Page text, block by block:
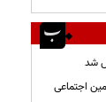
شد
اجتماعی